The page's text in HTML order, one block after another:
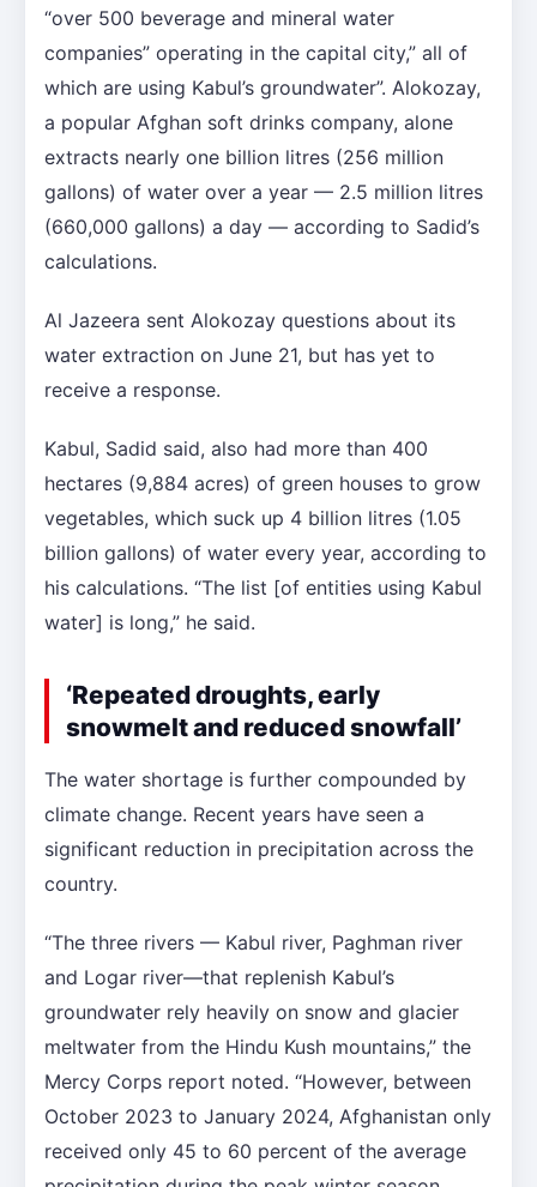
“over 500 beverage and mineral water
companies” operating in the capital city,” all of
which are using Kabul’s groundwater”. Alokozay,
a popular Afghan soft drinks company, alone
extracts nearly one billion litres (256 million
gallons) of water over a year — 2.5 million litres
(660,000 gallons) a day — according to Sadid’s
calculations.
Al Jazeera sent Alokozay questions about its
water extraction on June 21, but has yet to
receive a response.
Kabul, Sadid said, also had more than 400
hectares (9,884 acres) of green houses to grow
vegetables, which suck up 4 billion litres (1.05
billion gallons) of water every year, according to
his calculations. “The list [of entities using Kabul
water] is long,” he said.
‘Repeated droughts, early
snowmelt and reduced snowfall’
The water shortage is further compounded by
climate change. Recent years have seen a
significant reduction in precipitation across the
country.
“The three rivers — Kabul river, Paghman river
and Logar river—that replenish Kabul’s
groundwater rely heavily on snow and glacier
meltwater from the Hindu Kush mountains,” the
Mercy Corps report noted. “However, between
October 2023 to January 2024, Afghanistan only
received only 45 to 60 percent of the average